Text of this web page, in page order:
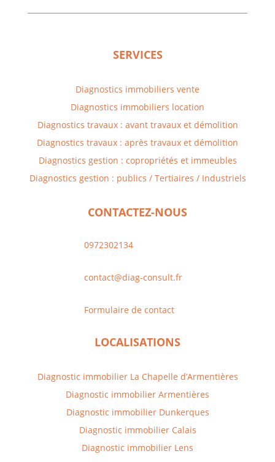
SERVICES
Diagnostics immobiliers vente
Diagnostics immobiliers location
Diagnostics travaux : avant travaux et démolition
Diagnostics travaux : après travaux et démolition
Diagnostics gestion : copropriétés et immeubles
Diagnostics gestion : publics / Tertiaires / Industriels
CONTACTEZ-NOUS
0972302134
contact@diag-consult.fr
Formulaire de contact
LOCALISATIONS
Diagnostic immobilier La Chapelle d’Armentières
Diagnostic immobilier Armentières
Diagnostic immobilierDunkerques
Diagnostic immobilier Calais
Diagnostic immobilier Lens